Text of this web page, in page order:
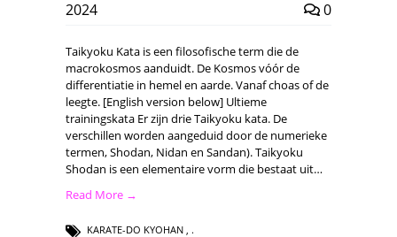
2024
0
Taikyoku Kata is een filosofische term die de
macrokosmos aanduidt. De Kosmos vóór de
differentiatie in hemel en aarde. Vanaf choas of de
leegte. [English version below] Ultieme
trainingskata Er zijn drie Taikyoku kata. De
verschillen worden aangeduid door de numerieke
termen, Shodan, Nidan en Sandan). Taikyoku
Shodan is een elementaire vorm die bestaat uit…
Read More →
KARATE-DO KYOHAN